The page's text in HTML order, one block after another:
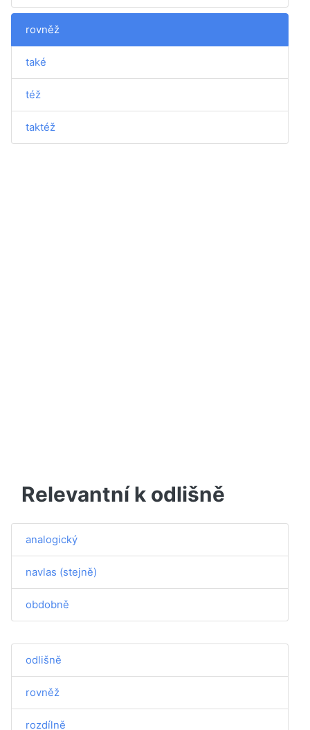
rovněž
také
též
taktéž
Relevantní k odlišně
analogický
navlas (stejně)
obdobně
odlišně
rovněž
rozdílně